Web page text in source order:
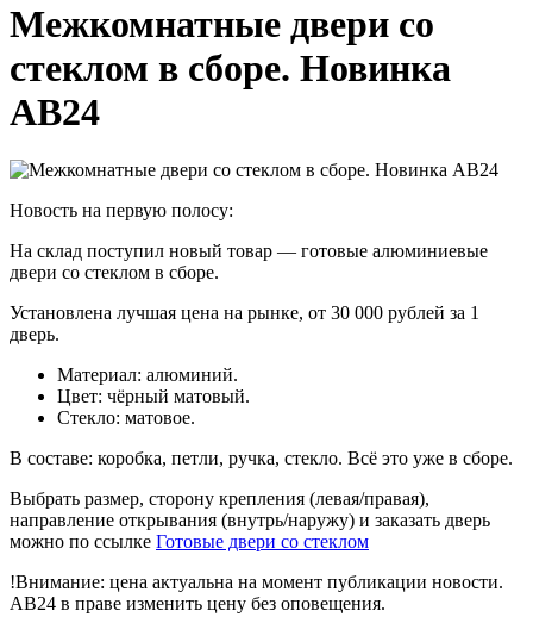
Межкомнатные двери со
стеклом в сборе. Новинка
АВ24
Новость на первую полосу:
На склад поступил новый товар — готовые алюминиевые
двери со стеклом в сборе.
Установлена лучшая цена на рынке, от 30 000 рублей за 1
дверь.
Материал: алюминий.
Цвет: чёрный матовый.
Стекло: матовое.
В составе: коробка, петли, ручка, стекло. Всё это уже в сборе.
Выбрать размер, сторону крепления (левая/правая),
направление открывания (внутрь/наружу) и заказать дверь
можно по ссылке Готовые двери со стеклом
!Внимание: цена актуальна на момент публикации новости.
АВ24 в праве изменить цену без оповещения.